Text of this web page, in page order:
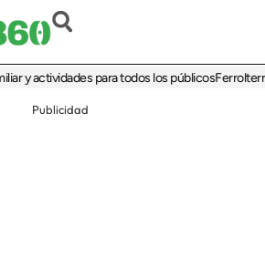
para todos los públicosFerrolterra
Publicidad